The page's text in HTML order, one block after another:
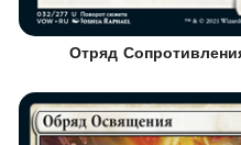
Отряд